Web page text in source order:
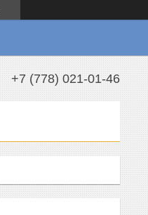
+7 (778) 021-01-46